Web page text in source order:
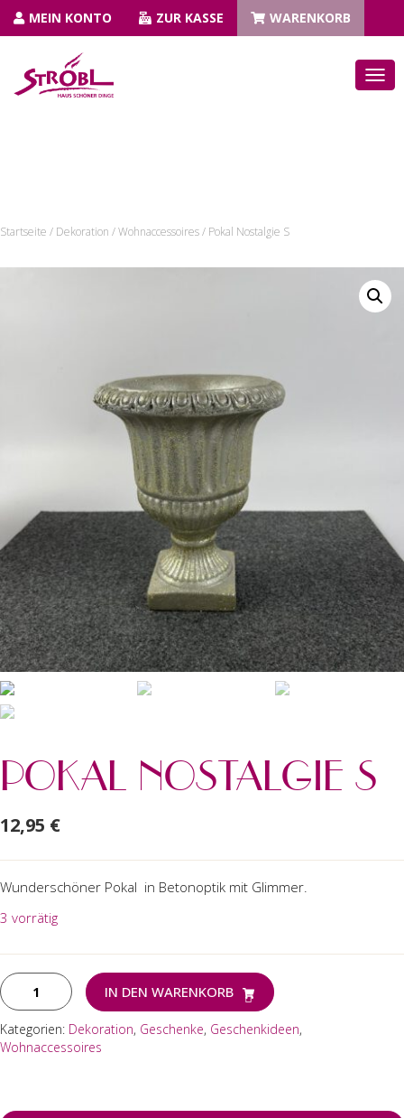
MEIN KONTO ZUR KASSE WARENKORB
N
U
M
S
Startseite / Dekoration /Wohnaccessoires/ Pokal Nostalgie S
POKAL NOSTALGIE S
12,95 €
Wunderschöner Pokal in Betonoptik mit Glimmer.
3 vorrätig
Pokal
Nostalgie
Menge
IN DEN WARENKORB
Kategorien: Dekoration, Geschenke, Geschenkideen,
Wohnaccessoires